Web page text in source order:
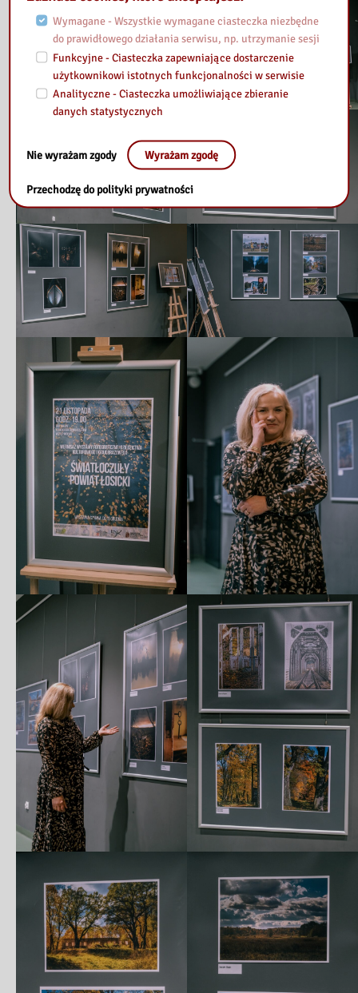
Wymagane - Wszystkie wymagane ciasteczka niezbędne
do prawidłowego działania serwisu, np. utrzymanie sesji
Funkcyjne - Ciasteczka zapewniające dostarczenie
użytkownikowi istotnych funkcjonalności w serwisie
Analityczne - Ciasteczka umożliwiające zbieranie
danych statystycznych
Nie wyrażam zgody Wyrażam zgodę
Przechodzę do polityki prywatności